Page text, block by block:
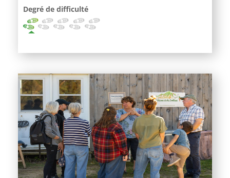
Degré de difficulté